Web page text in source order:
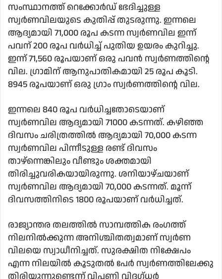
സംസ്ഥാനത്ത് റെക്കോര്‍ഡ് ഭേദിച്ചുള്ള
സ്വര്‍ണവിലയുടെ കുതിപ്പ് തുടരുന്നു. ഇന്നലെ
ആദ്യമായി 71,000 രൂപ കടന്ന സ്വര്‍ണവില ഇന്ന്
പവന് 200 രൂപ വര്‍ധിച്ച് പുതിയ ഉയരം കുറിച്ചു.
ഇന്ന് 71,560 രൂപയാണ് ഒരു പവന്‍ സ്വര്‍ണത്തിന്റെ
വില. ഗ്രാമിന് ആനുപാതികമായി 25 രൂപ കൂടി.
8945 രൂപയാണ് ഒരു ഗ്രാം സ്വര്‍ണത്തിന്റെ വില.
ഇന്നലെ 840 രൂപ വര്‍ധിച്ചതോടെയാണ്
സ്വര്‍ണവില ആദ്യമായി 71000 കടന്നത്. കഴിഞ്ഞ
ദിവസം ചരിത്രത്തില്‍ ആദ്യമായി 70,000 കടന്ന
സ്വര്‍ണവില പിന്നീടുള്ള രണ്ട് ദിവസം
താഴ്ന്നെങ്കിലും വീണ്ടും ശക്തമായി
തിരിച്ചുവരികയായിരുന്നു. ശനിയാഴ്ചയാണ്
സ്വര്‍ണവില ആദ്യമായി 70,000 കടന്നത്. മൂന്ന്
ദിവസത്തിനിടെ 1800 രൂപയാണ് വര്‍ധിച്ചത്.
രാജ്യാന്തര തലത്തില്‍ സാമ്പത്തിക രംഗത്ത്
നിലനില്‍ക്കുന്ന അനിശ്ചിതത്വമാണ് സ്വര്‍ണ
വിലയെ സ്വാധീനിച്ചത്. സുരക്ഷിത നിക്ഷേപം
എന്ന നിലയില്‍ കൂടുതല്‍ പേര്‍ സ്വര്‍ണത്തിലേക്കു
തിരിയുന്നുണ്ടെന്ന് വിപണി വിദഗ്ധര്‍